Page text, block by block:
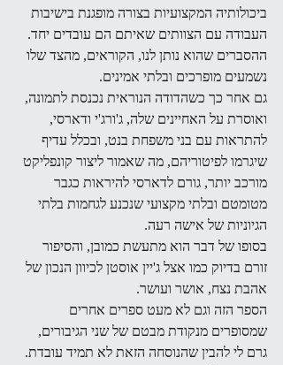
ביכולותיה המקצועיות בצורה מופגנת בישיבות
העבודה עם הצוותים שאיתם הם עובדים יחד.
ההסברים שהוא נותן לנו, הקוראים, מהצד שלו
נשמעים מופרכים ובלתי אמינים.
גם אחר כך כשהדודה הנוראית נכנסת לתמונה,
ואוסרת על האחיינים שלה, ג'ורג'י ודארסי,
להתראות עם בני משפחת בנט, ובכלל עדיף
שיגרמו לפיטוריהם, מה שאמור ליצור קונפליקט
מורכב יותר, גורם לדארסי להיראות כגבר
מטומטם ובלתי מקצועי שנכנע לגחמות בלתי
הגיוניות של אישה רעה.
בסופו של דבר הוא מתעשת כמובן, והסיפור
זורם בדיוק כמו אצל ג'יין אוסטן לכיוון הנכון של
אהבת נצח, אושר ועושר.
הספר הזה וגם לא מעט ספרים אחרים
שמסופרים מנקודת מבטם של שני הגיבורים,
גרם לי להבין שהנוסחה הזאת לא תמיד עובדת.